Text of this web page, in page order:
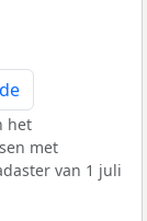
het
met
van 1 juli